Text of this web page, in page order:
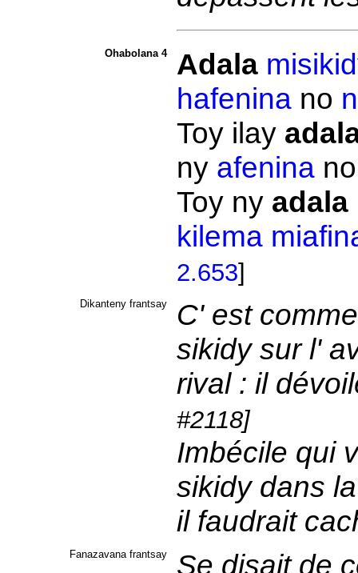
Ohabolana 4 Adala
hafeninano
Toy ilay
ny afenina
Toy ny adala
kilema
2.653]
Dikanteny frantsay
C' est
sikidy sur l'
rival : il
#2118]
Imbécile qui
sikidy dans
il faudrait
Fanazavana frantsay
Se disait de